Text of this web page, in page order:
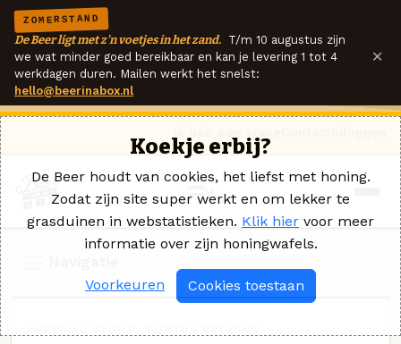
ZOMERSTAND
De Beer ligt met z'n voetjes in het zand. T/m 10 augustus zijn
we wat minder goed bereikbaar en kan je levering 1 tot 4
werkdagen duren. Mailen werkt het snelst:
hello@beerinabox.nl
×
Koekje erbij?
De Beer houdt van cookies, het liefst met honing.
Zodat zijn site super werkt en om lekker te
grasduinen in webstatistieken. Klik hier voor meer
informatie over zijn honingwafels.
Voorkeuren Cookies toestaan